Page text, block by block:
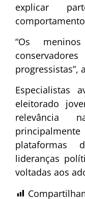
explicar
“Os
progressistas”,
Especialistas
eleitorado
relevância
plataformas
lideranças
voltadas aos